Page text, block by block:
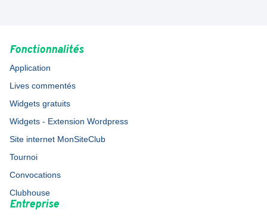
Fonctionnalités
Application
Lives commentés
Widgets gratuits
Widgets - Extension Wordpress
Site internet MonSiteClub
Tournoi
Convocations
Clubhouse
Entreprise